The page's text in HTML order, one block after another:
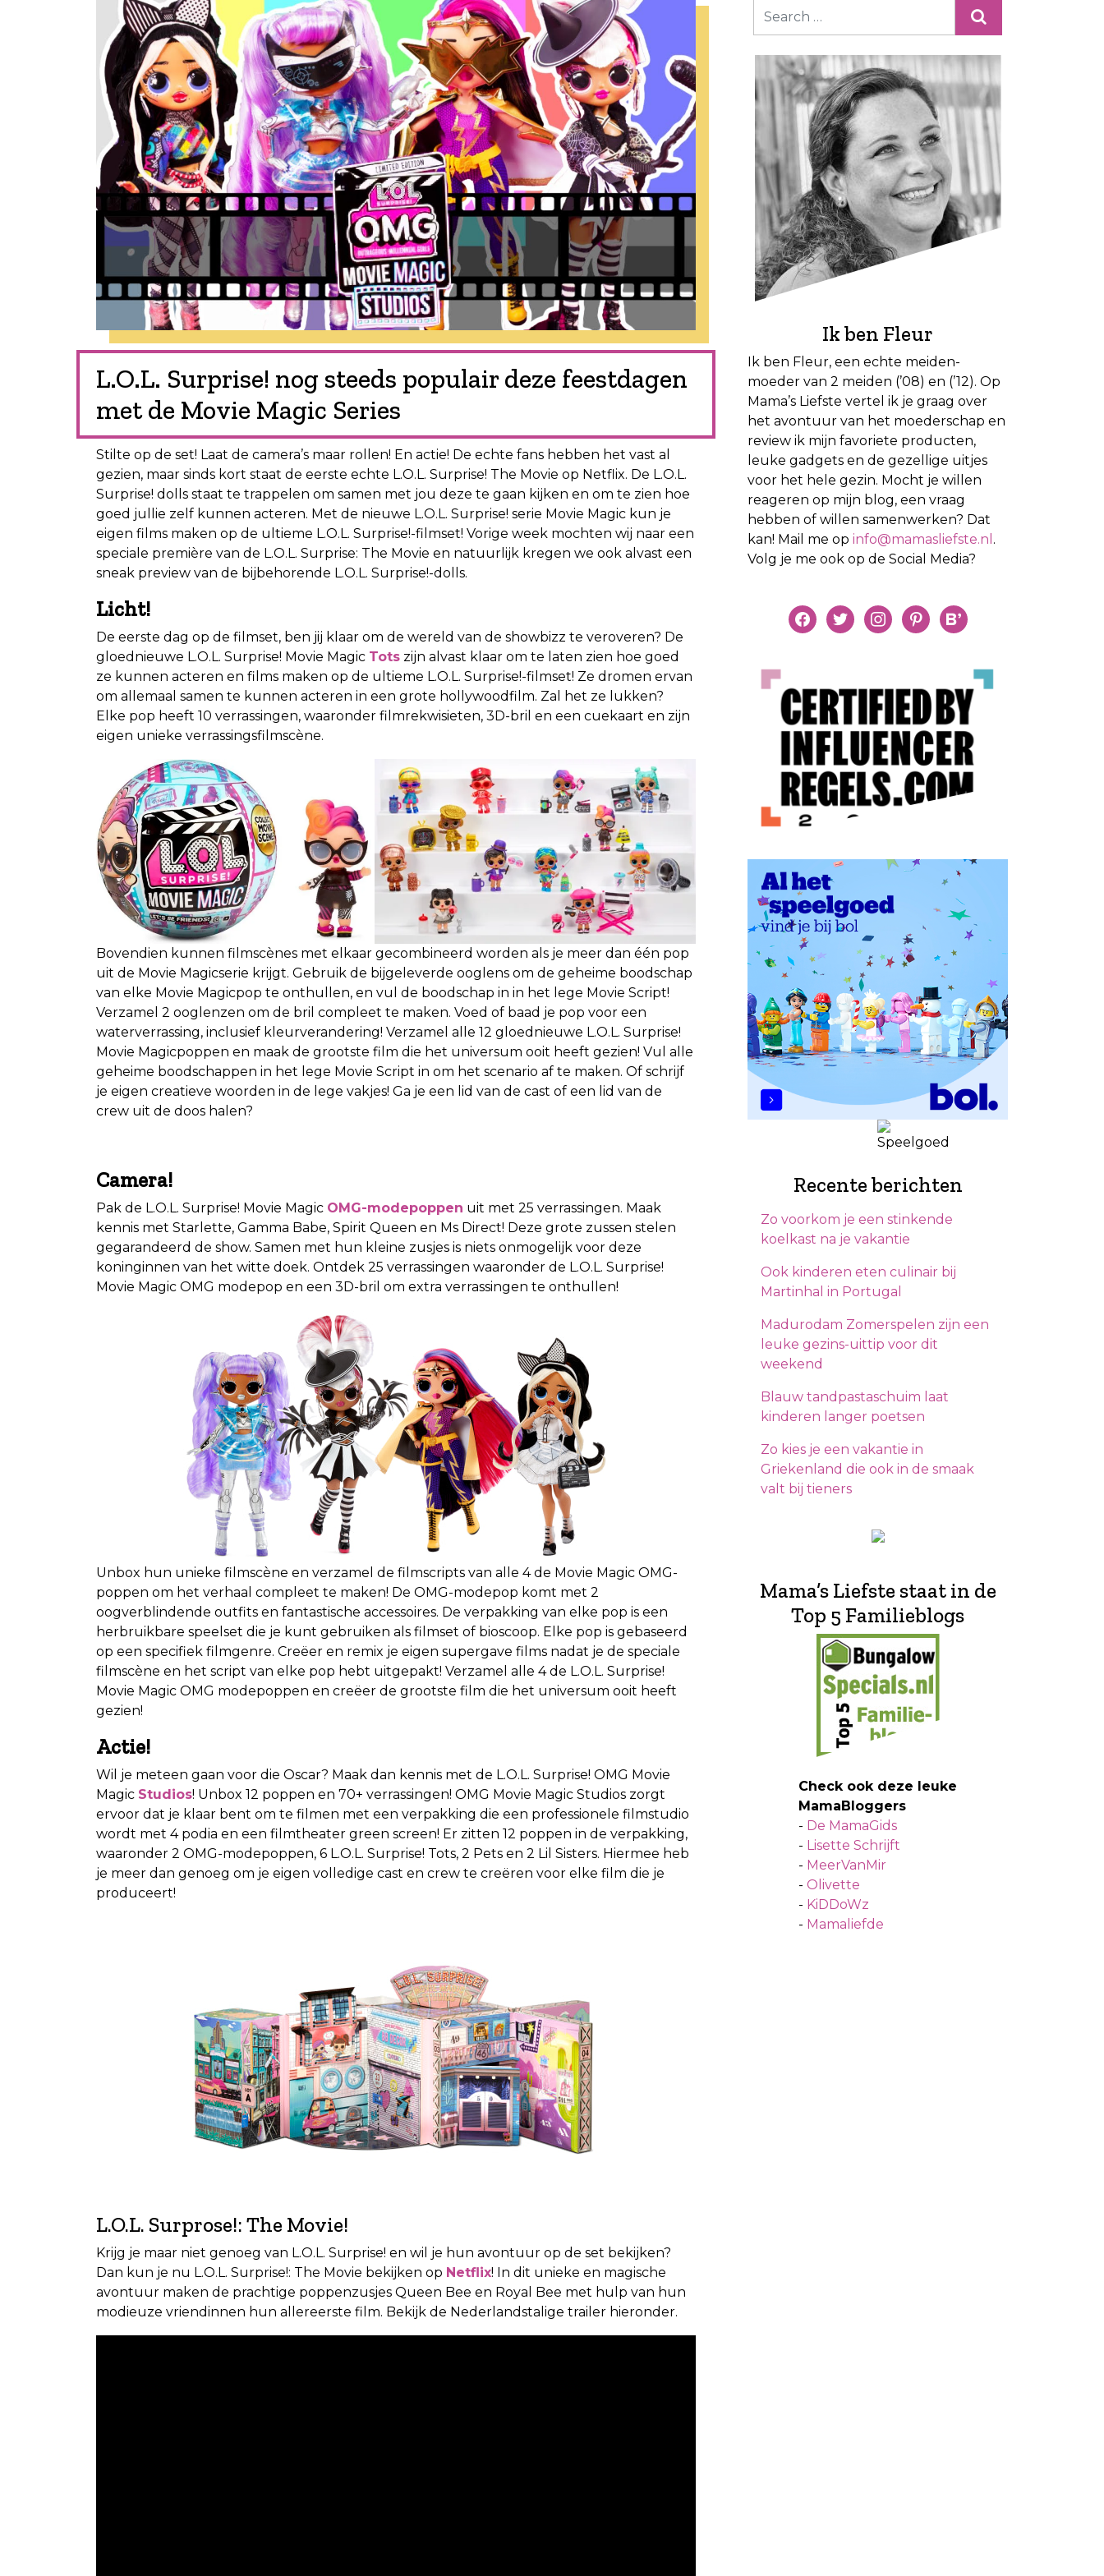
L.O.L. Surprise! nog steeds populair deze feestdagen
met de Movie Magic Series
Stilte op de set! Laat de camera’s maar rollen! En actie! De echte fans hebben het vast al
gezien, maar sinds kort staat de eerste echte L.O.L. Surprise! The Movie op Netflix. De L.O.L.
Surprise! dolls staat te trappelen om samen met jou deze te gaan kijken en om te zien hoe
goed jullie zelf kunnen acteren. Met de nieuwe L.O.L. Surprise! serie Movie Magic kun je
eigen films maken op de ultieme L.O.L. Surprise!-filmset! Vorige week mochten wij naar een
speciale première van de L.O.L. Surprise: The Movie en natuurlijk kregen we ook alvast een
sneak preview van de bijbehorende L.O.L. Surprise!-dolls.
Licht!
De eerste dag op de filmset, ben jij klaar om de wereld van de showbizz te veroveren? De
gloednieuwe L.O.L. Surprise! Movie Magic Tots zijn alvast klaar om te laten zien hoe goed
ze kunnen acteren en films maken op de ultieme L.O.L. Surprise!-filmset! Ze dromen ervan
om allemaal samen te kunnen acteren in een grote hollywoodfilm. Zal het ze lukken?
Elke pop heeft 10 verrassingen, waaronder filmrekwisieten, 3D-bril en een cuekaart en zijn
eigen unieke verrassingsfilmscène.
Bovendien kunnen filmscènes met elkaar gecombineerd worden als je meer dan één pop
uit de Movie Magicserie krijgt. Gebruik de bijgeleverde ooglens om de geheime boodschap
van elke Movie Magicpop te onthullen, en vul de boodschap in in het lege Movie Script!
Verzamel 2 ooglenzen om de bril compleet te maken. Voed of baad je pop voor een
waterverrassing, inclusief kleurverandering! Verzamel alle 12 gloednieuwe L.O.L. Surprise!
Movie Magicpoppen en maak de grootste film die het universum ooit heeft gezien! Vul alle
geheime boodschappen in het lege Movie Script in om het scenario af te maken. Of schrijf
je eigen creatieve woorden in de lege vakjes! Ga je een lid van de cast of een lid van de
crew uit de doos halen?
Camera!
Pak de L.O.L. Surprise! Movie Magic OMG-modepoppen uit met 25 verrassingen. Maak
kennis met Starlette, Gamma Babe, Spirit Queen en Ms Direct! Deze grote zussen stelen
gegarandeerd de show. Samen met hun kleine zusjes is niets onmogelijk voor deze
koninginnen van het witte doek. Ontdek 25 verrassingen waaronder de L.O.L. Surprise!
Movie Magic OMG modepop en een 3D-bril om extra verrassingen te onthullen!
Unbox hun unieke filmscène en verzamel de filmscripts van alle 4 de Movie Magic OMG-
poppen om het verhaal compleet te maken! De OMG-modepop komt met 2
oogverblindende outfits en fantastische accessoires. De verpakking van elke pop is een
herbruikbare speelset die je kunt gebruiken als filmset of bioscoop. Elke pop is gebaseerd
op een specifiek filmgenre. Creëer en remix je eigen supergave films nadat je de speciale
filmscène en het script van elke pop hebt uitgepakt! Verzamel alle 4 de L.O.L. Surprise!
Movie Magic OMG modepoppen en creëer de grootste film die het universum ooit heeft
gezien!
Actie!
Wil je meteen gaan voor die Oscar? Maak dan kennis met de L.O.L. Surprise! OMG Movie
Magic Studios! Unbox 12 poppen en 70+ verrassingen! OMG Movie Magic Studios zorgt
ervoor dat je klaar bent om te filmen met een verpakking die een professionele filmstudio
wordt met 4 podia en een filmtheater green screen! Er zitten 12 poppen in de verpakking,
waaronder 2 OMG-modepoppen, 6 L.O.L. Surprise! Tots, 2 Pets en 2 Lil Sisters. Hiermee heb
je meer dan genoeg om je eigen volledige cast en crew te creëren voor elke film die je
produceert!
L.O.L. Surprose!: The Movie!
Krijg je maar niet genoeg van L.O.L. Surprise! en wil je hun avontuur op de set bekijken?
Dan kun je nu L.O.L. Surprise!: The Movie bekijken op Netflix! In dit unieke en magische
avontuur maken de prachtige poppenzusjes Queen Bee en Royal Bee met hulp van hun
modieuze vriendinnen hun allereerste film. Bekijk de Nederlandstalige trailer hieronder.
Ik ben Fleur
Ik ben Fleur, een echte meiden-
moeder van 2 meiden (’08) en (’12). Op
Mama’s Liefste vertel ik je graag over
het avontuur van het moederschap en
review ik mijn favoriete producten,
leuke gadgets en de gezellige uitjes
voor het hele gezin. Mocht je willen
reageren op mijn blog, een vraag
hebben of willen samenwerken? Dat
kan! Mail me op info@mamasliefste.nl .
Volg je me ook op de Social Media?
facebooktwitterinstagrampinterestbloglovin
Recente berichten
Zo voorkom je een stinkende
koelkast na je vakantie
Ook kinderen eten culinair bij
Martinhal in Portugal
Madurodam Zomerspelen zijn een
leuke gezins-uittip voor dit
weekend
Blauw tandpastaschuim laat
kinderen langer poetsen
Zo kies je een vakantie in
Griekenland die ook in de smaak
valt bij tieners
Mama’s Liefste staat in de
Top 5 Familieblogs
Check ook deze leuke
MamaBloggers
- De MamaGids
- Lisette Schrijft
- MeerVanMir
- Olivette
- KiDDoWz
- Mamaliefde